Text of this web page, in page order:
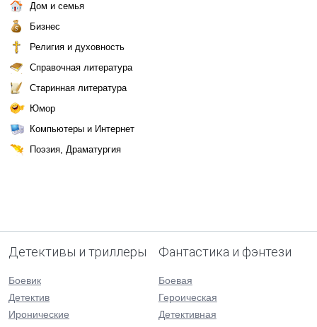
Дом и семья
Бизнес
Религия и духовность
Справочная литература
Старинная литература
Юмор
Компьютеры и Интернет
Поэзия, Драматургия
Детективы и триллеры
Боевик
Детектив
Иронические
Фантастика и фэнтези
Боевая
Героическая
Детективная